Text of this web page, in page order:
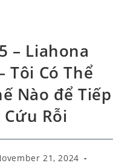
– Liahona
Tôi Có Thể
Nào để Tiếp
Rỗi
21, 2024